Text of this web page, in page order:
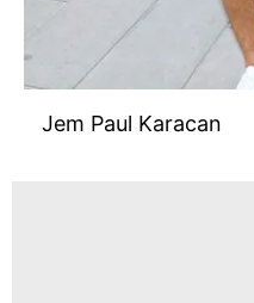
Jem Paul Karacan